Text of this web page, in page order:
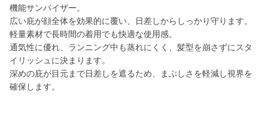
機能サンバイザー。
広い庇が顔全体を効果的に覆い、日差しからしっかり守ります。
軽量素材で長時間の着用でも快適な使用感。
通気性に優れ、ランニング中も蒸れにくく、髪型を崩さずにスタ
イリッシュに決まります。
深めの庇が目元まで日差しを遮るため、まぶしさを軽減し視界を
確保します。